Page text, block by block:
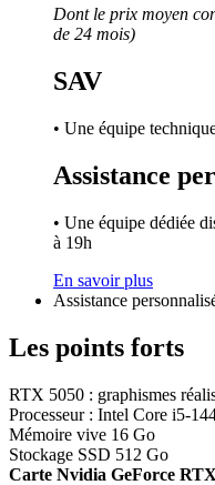
Dont le prix moyen
de 24 mois)
SAV
• Une équipe
Assistance
• Une équipe dédiée
à 19h
En savoir plus
Assistance
Les points forts
RTX 5050 : graphismes
Processeur : Intel Core i5-
Mémoire vive 16 Go
Stockage SSD 512 Go
Carte Nvidia GeForce